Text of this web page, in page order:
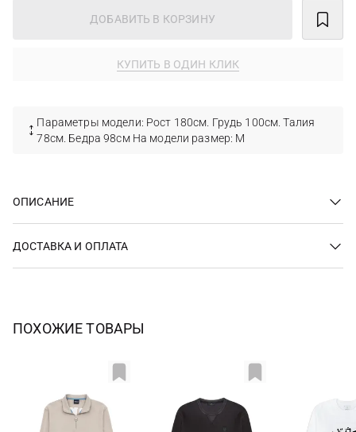
ДОБАВИТЬ В КОРЗИНУ
КУПИТЬ В ОДИН КЛИК
Параметры модели: Рост 180см. Грудь 100см. Талия
78см. Бедра 98см На модели размер: М
ОПИСАНИЕ
ДОСТАВКА И ОПЛАТА
ПОХОЖИЕ ТОВАРЫ